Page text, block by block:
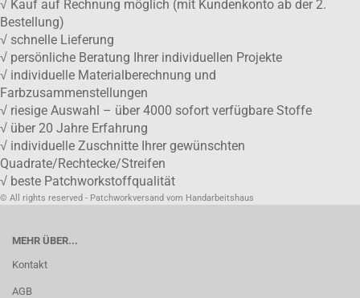
√ Kauf auf Rechnung möglich (mit Kundenkonto ab der 2.
Bestellung)
√ schnelle Lieferung
√ persönliche Beratung Ihrer individuellen Projekte
√ individuelle Materialberechnung und
Farbzusammenstellungen
√ riesige Auswahl – über 4000 sofort verfügbare Stoffe
√ über 20 Jahre Erfahrung
√ individuelle Zuschnitte Ihrer gewünschten
Quadrate/Rechtecke/Streifen
√ beste Patchworkstoffqualität
© All rights reserved - Patchworkversand vom Handarbeitshaus
MEHR ÜBER...
Kontakt
AGB